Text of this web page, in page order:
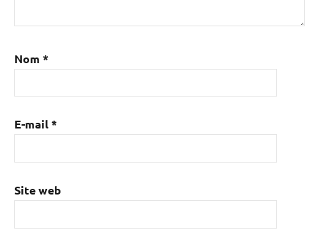
Nom *
E-mail*
Site web